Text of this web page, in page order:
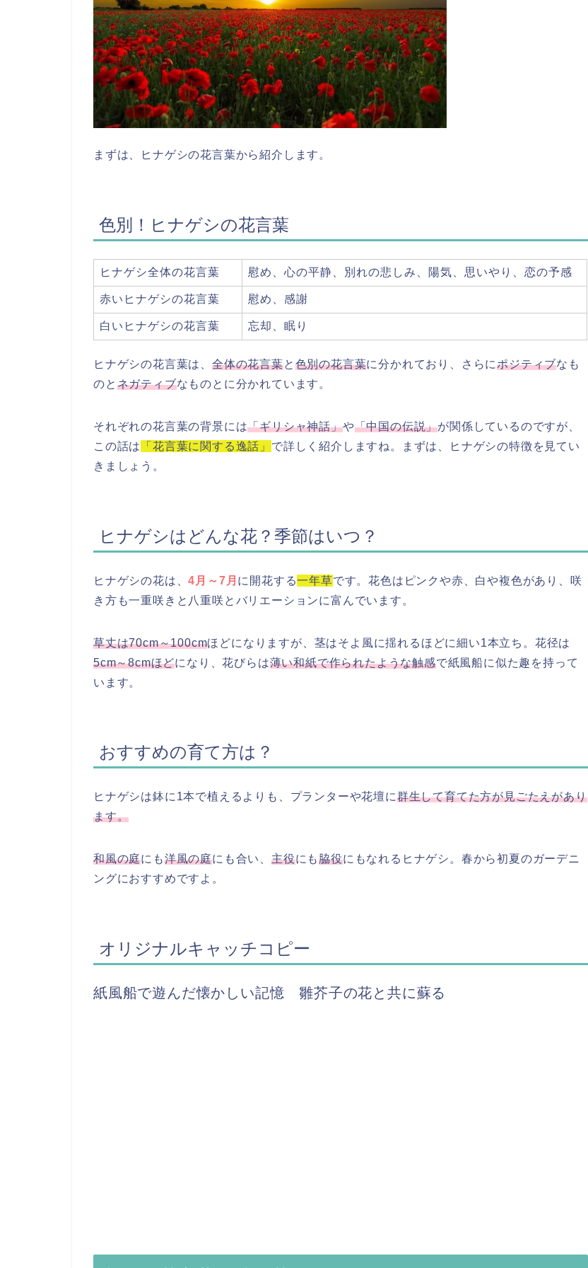
まずは、ヒナゲシの花言葉から紹介します。
色別！ヒナゲシの花言葉
ヒナゲシ全体の花言葉 慰め、心の平静、別れの悲しみ、陽気、思いやり、恋の予感
赤いヒナゲシの花言葉 慰め、感謝
白いヒナゲシの花言葉 忘却、眠り
ヒナゲシの花言葉は、 全体の花言葉と 色別の花言葉に分かれており、さらにポジティブなも
のと ネガティブなものとに分かれています。
それぞれの花言葉の背景には「ギリシャ神話」や「中国の伝説」が関係しているのですが、
この話は
「花言葉に関する逸話」 で詳しく紹介しますね。まずは、ヒナゲシの特徴を見てい
きましょう。
ヒナゲシはどんな花？季節はいつ？
ヒナゲシの花は、4月～7月 に開花する一年草です。花色はピンクや赤、白や複色があり、咲
き方も一重咲きと八重咲とバリエーションに富んでいます。
草丈は70cm～100cmほどになりますが、茎はそよ風に揺れるほどに細い1本立ち。花径は
5cm～8cmほどになり、花びらは薄い和紙で作られたような触感で紙風船に似た趣を持って
います。
おすすめの育て方は？
ヒナゲシは鉢に1本で植えるよりも、プランターや花壇に群生して育てた方が見ごたえがあり
ます。
和風の庭にも洋風の庭にも合い、主役にも脇役にもなれるヒナゲシ。春から初夏のガーデニ
ングにおすすめですよ。
オリジナルキャッチコピー
紙風船で遊んだ懐かしい記憶 雛芥子の花と共に蘇る